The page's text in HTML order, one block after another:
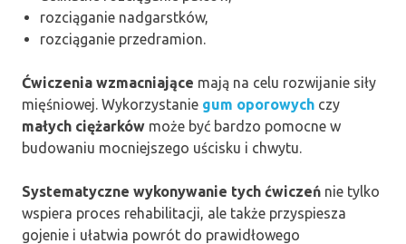
rozciąganie nadgarstków,
rozciąganie przedramion.
Ćwiczenia wzmacniające mają na celu rozwijanie siły
mięśniowej. Wykorzystanie gum oporowych czy
małych ciężarków może być bardzo pomocne w
budowaniu mocniejszego uścisku i chwytu.
Systematyczne wykonywanie tych ćwiczeń nie tylko
wspiera proces rehabilitacji, ale także przyspiesza
gojenie i ułatwia powrót do prawidłowego